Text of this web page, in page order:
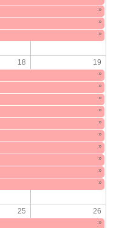
»
»
»
18 19
»
»
»
»
»
»
»
»
»
»
25 26
»